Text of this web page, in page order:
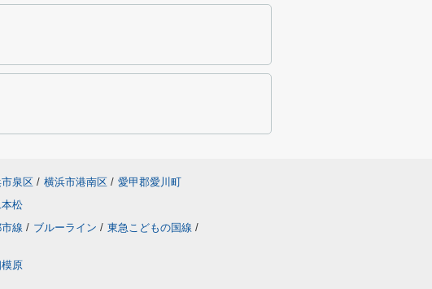
泉区 / 横浜市港南区 / 愛甲郡愛川町
松
線 / ブルーライン / 東急こどもの国線 /
原